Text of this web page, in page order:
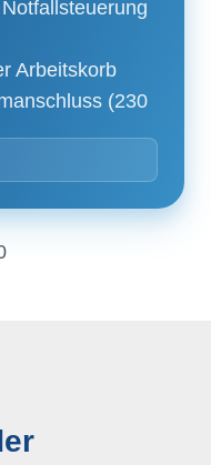
Arbeitskorb
(230
1,0°)